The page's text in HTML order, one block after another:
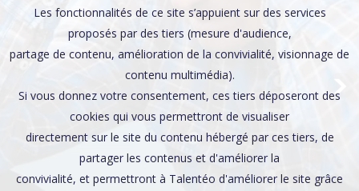
CONSEILS EMPLOI
Affaires sensibles
Les fonctionnalités de ce site s’appuient sur des services
proposés par des tiers (mesure d'audience,
partage de contenu, amélioration de la convivialité, visionnage de
contenu multimédia).
Si vous donnez votre consentement, ces tiers déposeront des
cookies qui vous permettront de visualiser
directement sur le site du contenu hébergé par ces tiers, de
partager les contenus et d'améliorer la
convivialité, et permettront à Talentéo d'améliorer le site grâce